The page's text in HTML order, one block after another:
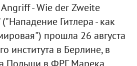
- Wie der Zweite
Гитлера - как
прошла 26 августа
института в Берлине, в
Польши в ФРГ Марека